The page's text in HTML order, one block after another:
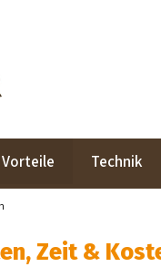
Vorteile Technik
Zeit &